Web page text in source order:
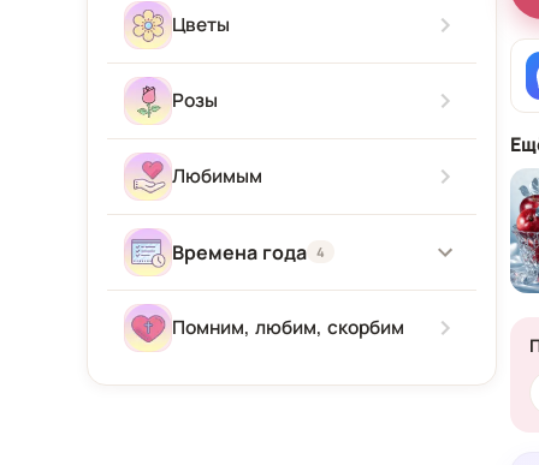
Цветы
Розы
Любимым
Времена года 4
ЗимаПомним, любим, скорбим